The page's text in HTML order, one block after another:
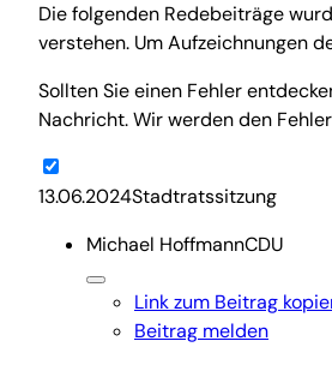
Die folgenden Redebeiträge
verstehen. Um Aufzeichnungen
Sollten Sie einen Fehler
Nachricht. Wir werden den
13.06.2024Stadtratssitzung
Michael HoffmannCDU
Link zum Beitrag
Beitrag melden